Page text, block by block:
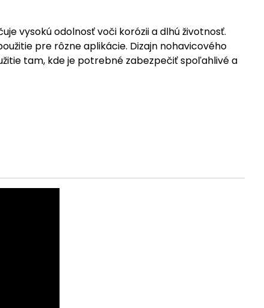
vysokú odolnosť voči korózii a dlhú životnosť.
pre rôzne aplikácie. Dizajn nohavicového
tam, kde je potrebné zabezpečiť spoľahlivé a